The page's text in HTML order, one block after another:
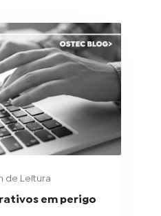
de Leitura
em perigo